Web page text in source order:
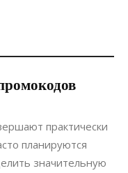
практически
планируются
значительную